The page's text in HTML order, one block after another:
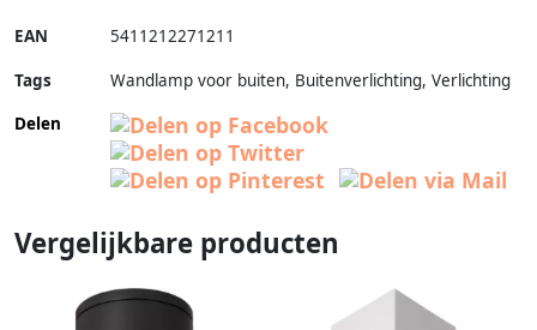
EAN 5411212271211
Tags
Wandlamp voor buiten, Buitenverlichting, Verlichting
Delen
Vergelijkbare producten